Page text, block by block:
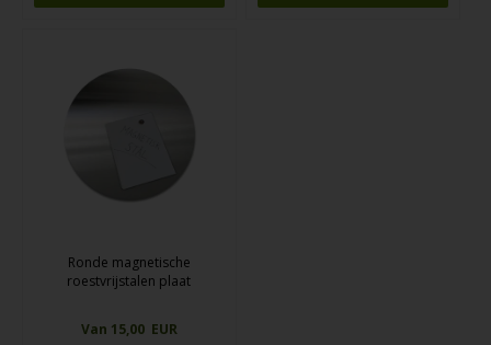
Ronde magnetische
roestvrijstalen plaat
Van 15,00 EUR